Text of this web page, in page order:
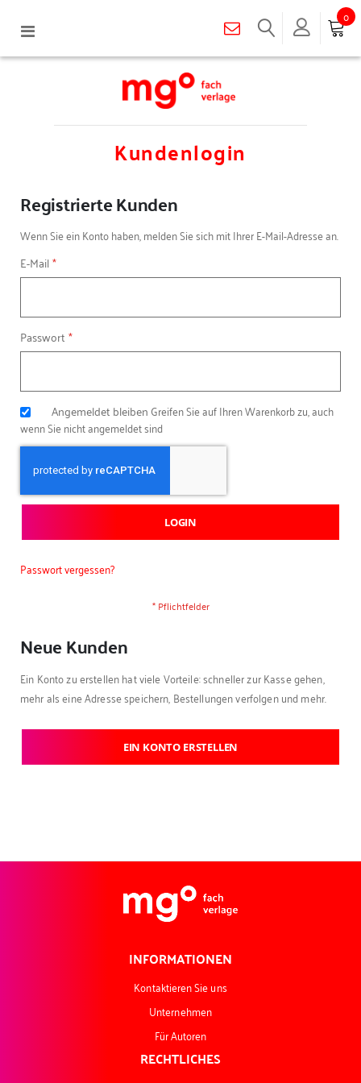
Navigation
0
Kundenlogin
Registrierte Kunden
Wenn Sie ein Konto haben, melden Sie sich mit Ihrer E-Mail-Adresse an.
E-Mail
Passwort
Angemeldet bleiben Greifen Sie auf Ihren Warenkorb zu, auch
wenn Sie nicht angemeldet sind
LOGIN
Passwort vergessen?
Neue Kunden
Ein Konto zu erstellen hat viele Vorteile: schneller zur Kasse gehen,
mehr als eine Adresse speichern, Bestellungen verfolgen und mehr.
EIN KONTO ERSTELLEN
INFORMATIONEN
Kontaktieren Sie uns
Unternehmen
Für Autoren
RECHTLICHES